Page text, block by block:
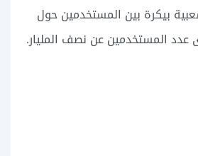
بيكرة بين المستخدمين حول
عدد المستخدمين عن نصف المليار.